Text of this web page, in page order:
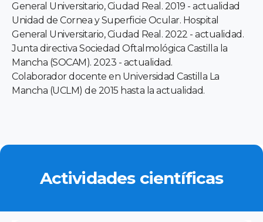
General Universitario, Ciudad Real. 2019 - actualidad
Unidad de Cornea y Superficie Ocular. Hospital
General Universitario, Ciudad Real. 2022 - actualidad.
Junta directiva Sociedad Oftalmológica Castilla la
Mancha (SOCAM). 2023 - actualidad.
Colaborador docente en Universidad Castilla La
Mancha (UCLM) de 2015 hasta la actualidad.
Actividades científicas